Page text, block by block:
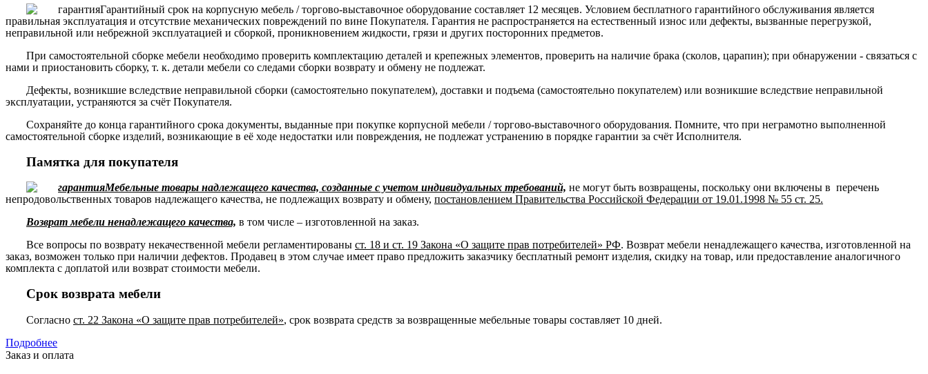
Гарантийный срок на корпусную мебель / торгово-выставочное оборудование составляет 12 месяцев. Условием бесплатного гарантийного обслуживания является
правильная эксплуатация и отсутствие механических повреждений по вине Покупателя. Гарантия не распространяется на естественный износ или дефекты, вызванные перегрузкой,
неправильной или небрежной эксплуатацией и сборкой, проникновением жидкости, грязи и других посторонних предметов.
При самостоятельной сборке мебели необходимо проверить комплектацию деталей и крепежных элементов, проверить на наличие брака (сколов, царапин); при обнаружении - связаться с
нами и приостановить сборку, т. к. детали мебели со следами сборки возврату и обмену не подлежат.
Дефекты, возникшие вследствие неправильной сборки (самостоятельно покупателем), доставки и подъема (самостоятельно покупателем) или возникшие вследствие неправильной
эксплуатации, устраняются за счёт Покупателя.
Сохраняйте до конца гарантийного срока документы, выданные при покупке корпусной мебели / торгово-выставочного оборудования. Помните, что при неграмотно выполненной
самостоятельной сборке изделий, возникающие в её ходе недостатки или повреждения, не подлежат устранению в порядке гарантии за счёт Исполнителя.
Памятка для покупателя
Мебельные товары надлежащего качества, созданные с учетом индивидуальных требований, не могут быть возвращены, поскольку они включены в перечень
непродовольственных товаров надлежащего качества, не подлежащих возврату и обмену, постановлением Правительства Российской Федерации от 19.01.1998 № 55 ст. 25.
Возврат мебели ненадлежащего качества, в том числе – изготовленной на заказ.
Все вопросы по возврату некачественной мебели регламентированы ст. 18 и ст. 19 Закона «О защите прав потребителей» РФ. Возврат мебели ненадлежащего качества, изготовленной на
заказ, возможен только при наличии дефектов. Продавец в этом случае имеет право предложить заказчику бесплатный ремонт изделия, скидку на товар, или предоставление аналогичного
комплекта с доплатой или возврат стоимости мебели.
Срок возврата мебели
Согласно ст. 22 Закона «О защите прав потребителей», срок возврата средств за возвращенные мебельные товары составляет 10 дней.
Подробнее
Заказ и оплата